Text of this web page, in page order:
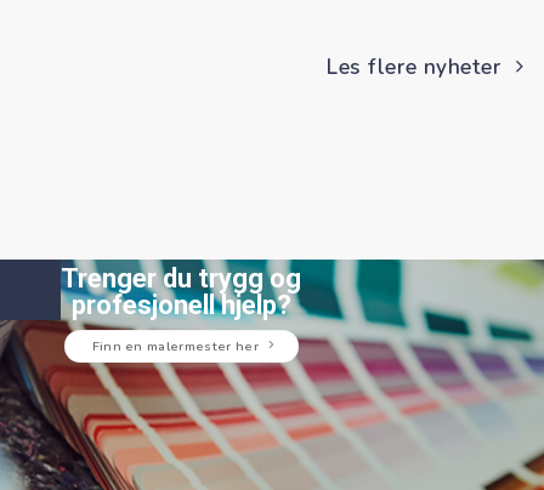
Les flere nyheter
Trenger du trygg og
profesjonell hjelp?
Finn en malermester her